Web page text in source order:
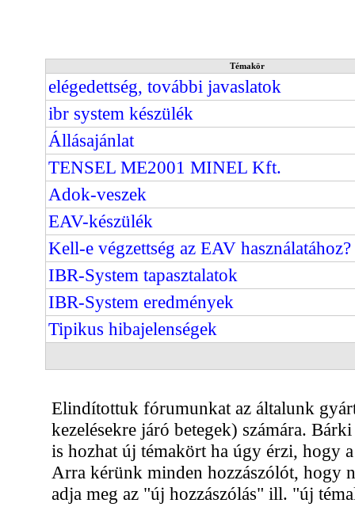
Témakör
elégedettség, további javaslatok
ibr system készülék
Állásajánlat
TENSEL ME2001 MINEL Kft.
Adok-veszek
EAV-készülék
Kell-e végzettség az EAV használatához?
IBR-System tapasztalatok
IBR-System eredmények
Tipikus hibajelenségek
Elindítottuk fórumunkat az általunk
kezelésekre járó betegek) számára.
is hozhat új témakört ha úgy érzi, hogy
Arra kérünk minden hozzászólót, hogy
adja meg az "új hozzászólás" ill. "új